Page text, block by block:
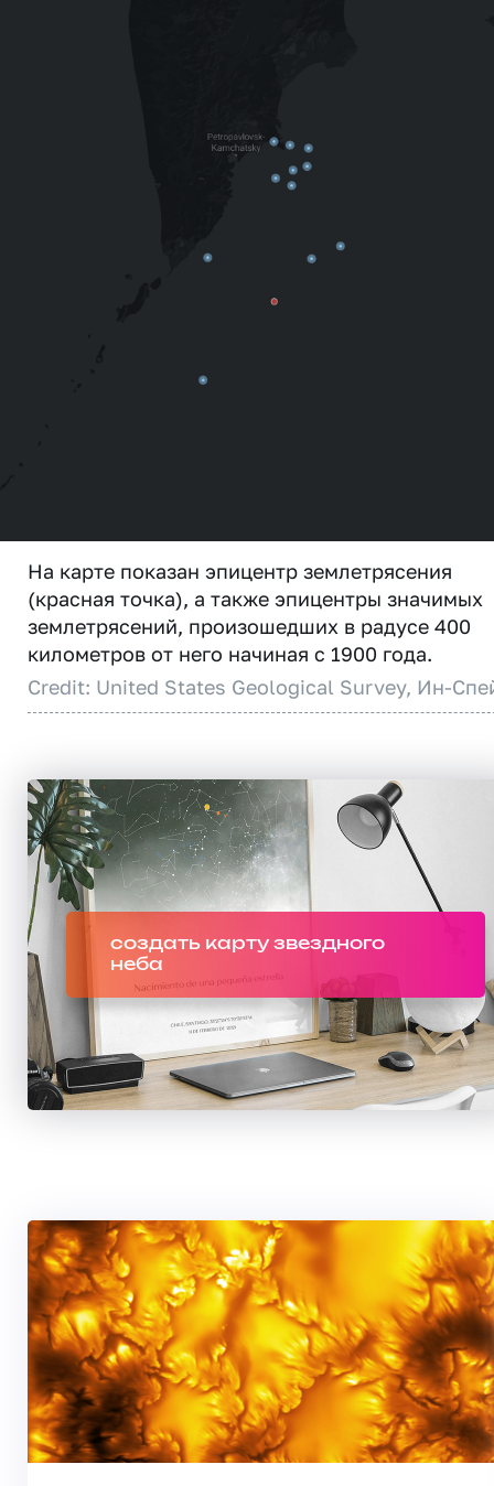
На карте показан эпицентр землетрясения
(красная точка), а также эпицентры значимых
землетрясений, произошедших в радусе 400
километров от него начиная с 1900 года.
Credit: United States Geological Survey, Ин-
создать карту звездного
неба